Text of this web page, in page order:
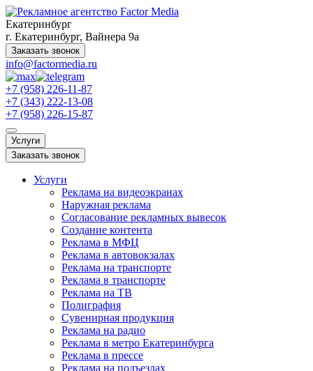
Екатеринбург
г. Екатеринбург, Вайнера 9а
Заказать звонок
info@factormedia.ru
+7 (958) 226-11-87
+7 (343) 222-13-08
+7 (958) 226-15-87
Услуги
Заказать звонок
Услуги
Реклама на видеоэкранах
Наружная реклама
Согласование рекламных вывесок
Создание контента
Реклама в МФЦ
Реклама в автовокзалах
Реклама на транспорте
Реклама в транспорте
Реклама на ТВ
Полиграфия
Сувенирная продукция
Реклама на радио
Реклама в метро Екатеринбурга
Реклама в прессе
Реклама на подъездах